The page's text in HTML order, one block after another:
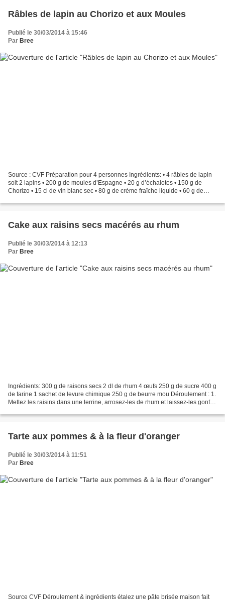
Râbles de lapin au Chorizo et aux Moules
Publié le 30/03/2014 à 15:46
Par Bree
Source : CVF Préparation pour 4 personnes Ingrédients: • 4 râbles de lapin
soit 2 lapins • 200 g de moules d’Espagne • 20 g d’échalotes • 150 g de
Chorizo • 15 cl de vin blanc sec • 80 g de crème fraîche liquide • 60 g de
Cake aux raisins secs macérés au rhum
Publié le 30/03/2014 à 12:13
Par Bree
Ingrédients: 300 g de raisons secs 2 dl de rhum 4 œufs 250 g de sucre 400 g
de farine 1 sachet de levure chimique 250 g de beurre mou Déroulement : 1.
Mettez les raisins dans une terrine, arrosez-les de rhum et laissez-les gonfler
Tarte aux pommes & à la fleur d'oranger
Publié le 30/03/2014 à 11:51
Par Bree
Source CVF Déroulement & ingrédients étalez une pâte brisée maison fait